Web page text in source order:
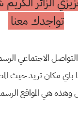
تواجدك معنا
الاجتماعي
باي مكان تريد حيث
وهذه هي المواقع